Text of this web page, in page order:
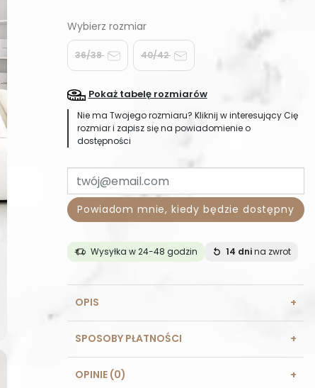
36/38 40/42
Pokaż tabelę rozmiarów
Nie ma Twojego rozmiaru? Kliknij w interesujący Cię
rozmiar i zapisz się na powiadomienie o
dostępności
Powiadom mnie, kiedy będzie dostępny
Wysyłka w 24-48 godzin 14 dnina zwrot
OPIS
SPOSOBY PŁATNOŚCI
OPINIE (0)